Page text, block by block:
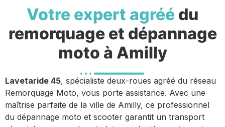
Votre expert agréé du
remorquage et dépannage
moto à Amilly
Lavetaride 45, spécialiste deux-roues agréé du réseau
Remorquage Moto, vous porte assistance. Avec une
maîtrise parfaite de la ville de Amilly, ce professionnel
du dépannage moto et scooter garantit un transport